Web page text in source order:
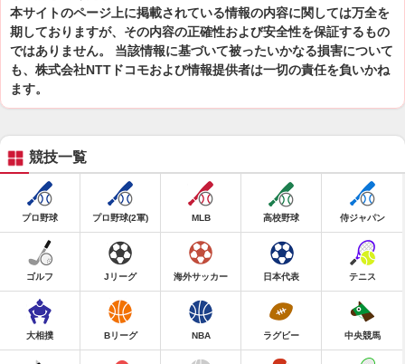
本サイトのページ上に掲載されている情報の内容に関しては万全を
期しておりますが、その内容の正確性および安全性を保証するもの
ではありません。 当該情報に基づいて被ったいかなる損害について
も、株式会社NTTドコモおよび情報提供者は一切の責任を負いかね
ます。
競技一覧
プロ野球 プロ野球(2軍) MLB 高校野球 侍ジャパン
ゴルフ Jリーグ 海外サッカー 日本代表 テニス
大相撲 Bリーグ NBA ラグビー 中央競馬